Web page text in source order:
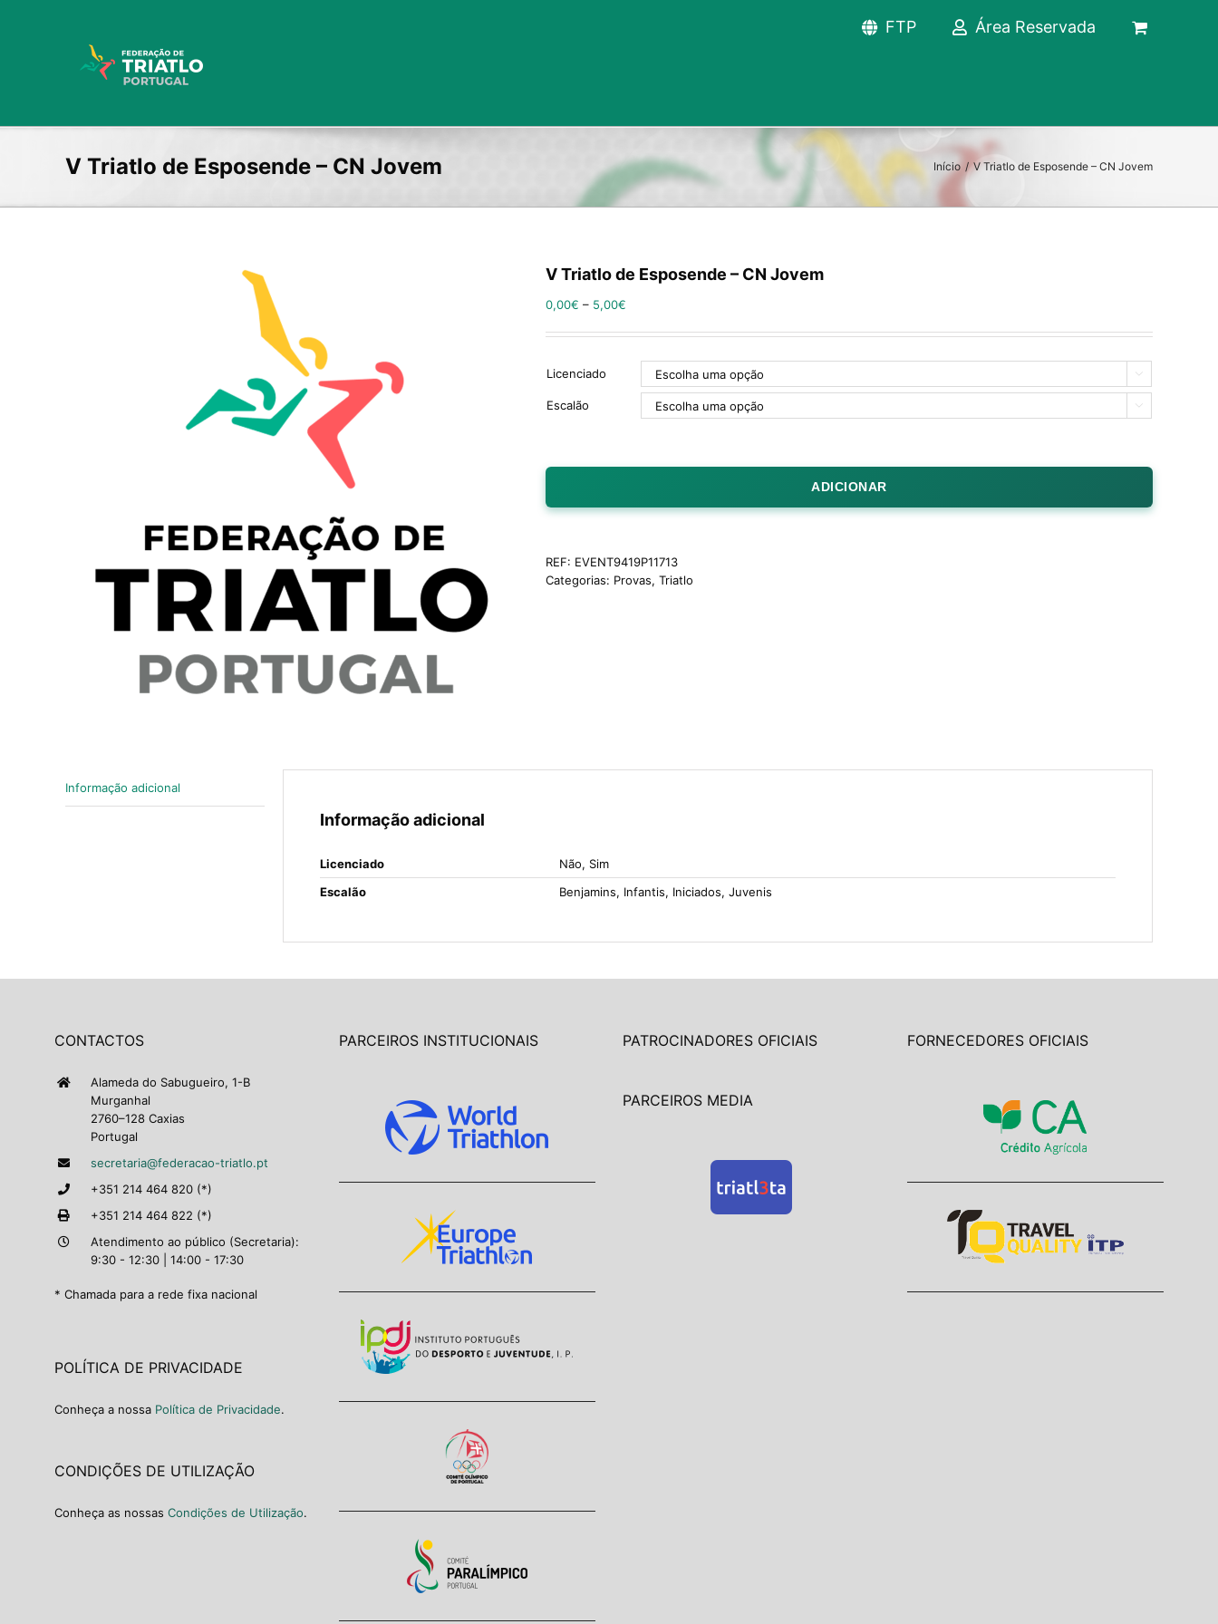
FTP Área Reservada
V Triatlo de Esposende – CN Jovem Início / V Triatlo de Esposende – CN Jovem
V Triatlo de Esposende – CN Jovem
0,00€ – 5,00€
Licenciado 
Escalão 
ADICIONAR
REF: EVENT9419P11713
Categorias: Provas, Triatlo
Informação adicional
Informação adicional
Licenciado
Não, Sim
Escalão
Benjamins, Infantis, Iniciados, Juvenis
CONTACTOS
Alameda do Sabugueiro, 1-B
Murganhal
2760–128 Caxias
Portugal
secretaria@federacao-triatlo.pt
+351 214 464 820 (*)
+351 214 464 822 (*)
Atendimento ao público (Secretaria):
9:30 - 12:30 | 14:00 - 17:30
* Chamada para a rede fixa nacional
POLÍTICA DE PRIVACIDADE
Conheça a nossa Política de Privacidade.
CONDIÇÕES DE UTILIZAÇÃO
Conheça as nossas Condições de Utilização.
PARCEIROS INSTITUCIONAIS PATROCINADORES OFICIAIS
PARCEIROS MEDIA
FORNECEDORES OFICIAIS